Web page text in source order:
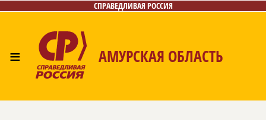
СПРАВЕДЛИВАЯ РОССИЯ
≡ АМУРСКАЯ ОБЛАСТЬ